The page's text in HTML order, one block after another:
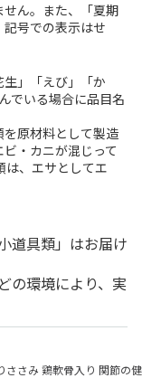
ん。また、「夏期
号での表示はせ
」「えび」「か
でいる場合に品目名
原材料として製造
・カニが混じって
は、エサとしてエ
道具類」はお届け
の環境により、実
ささみ 鶏軟骨入り 関節の